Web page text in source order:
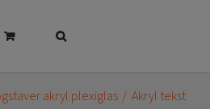
akryl plexiglas Akryl tekst